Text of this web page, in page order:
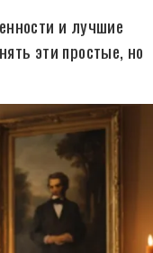
и лучшие
эти простые, но